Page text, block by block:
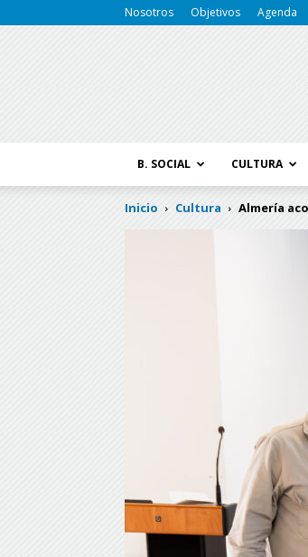
Nosotros Objetivos Agenda
B. SOCIAL CULTURA
Inicio Cultura Almería